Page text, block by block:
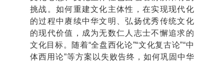
挑战。如何重建文化主体性，在实现现代化
的过程中赓续中华文明、弘扬优秀传统文化
的现代价值，成为无数仁人志士不懈追求的
文化目标。随着“全盘西化论”“文化复古论”“中
体西用论”等方案以失败告终，如何巩固中华